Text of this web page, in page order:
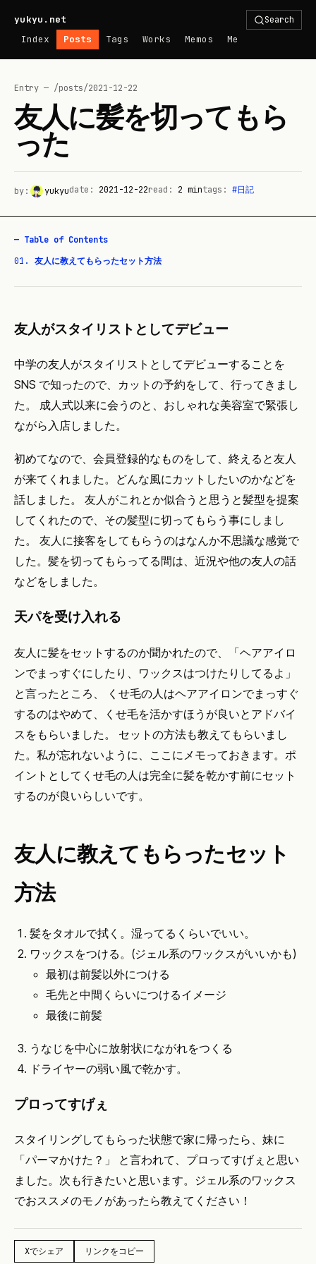
yukyu.net Search
Index Posts Tags Works Memos Me
Entry — /posts/2021-12-22
友人に髪を切ってもら
った
by: yukyudate: 2021-12-22read: 2 mintags: #日記
— Table of Contents
01 . 友人に教えてもらったセット方法
友人がスタイリストとしてデビュー
中学の友人がスタイリストとしてデビューすることを
SNS で知ったので、カットの予約をして、行ってきまし
た。 成人式以来に会うのと、おしゃれな美容室で緊張し
ながら入店しました。
初めてなので、会員登録的なものをして、終えると友人
が来てくれました。どんな風にカットしたいのかなどを
話しました。 友人がこれとか似合うと思うと髪型を提案
してくれたので、その髪型に切ってもらう事にしまし
た。 友人に接客をしてもらうのはなんか不思議な感覚で
した。髪を切ってもらってる間は、近況や他の友人の話
などをしました。
天パを受け入れる
友人に髪をセットするのか聞かれたので、「ヘアアイロ
ンでまっすぐにしたり、ワックスはつけたりしてるよ」
と言ったところ、 くせ毛の人はヘアアイロンでまっすぐ
するのはやめて、くせ毛を活かすほうが良いとアドバイ
スをもらいました。 セットの方法も教えてもらいまし
た。私が忘れないように、ここにメモっておきます。ポ
イントとしてくせ毛の人は完全に髪を乾かす前にセット
するのが良いらしいです。
友人に教えてもらったセット
方法
髪をタオルで拭く。湿ってるくらいでいい。
ワックスをつける。(ジェル系のワックスがいいかも)
最初は前髪以外につける
毛先と中間くらいにつけるイメージ
最後に前髪
うなじを中心に放射状にながれをつくる
ドライヤーの弱い風で乾かす。
プロってすげぇ
スタイリングしてもらった状態で家に帰ったら、妹に
「パーマかけた？」 と言われて、プロってすげぇと思い
ました。次も行きたいと思います。ジェル系のワックス
でおススメのモノがあったら教えてください！
Xでシェア リンクをコピー